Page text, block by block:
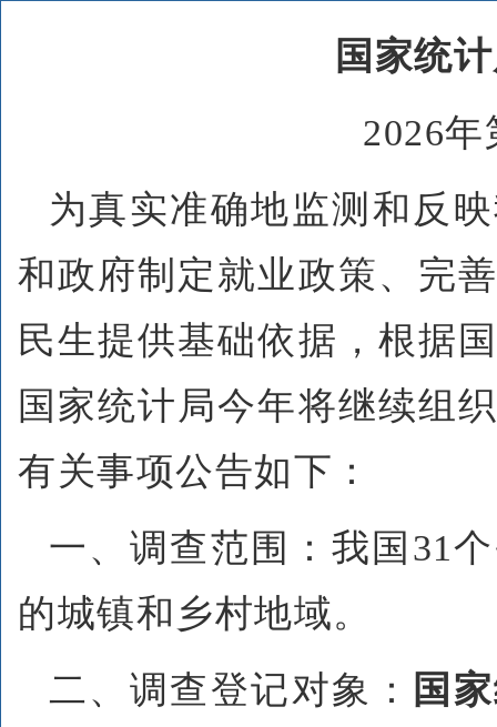
国家统
2026年
为真实准确地监测和反
和政府制定就业政策、完
民生提供基础依据，根据
国家统计局今年将继续组
有关事项公告如下：
一、调查范围：我国31
的城镇和乡村地域。
二、调查登记对象：
国